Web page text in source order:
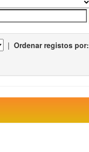
| Ordenar registos por: